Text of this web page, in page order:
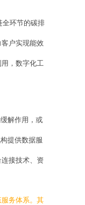
全环节的碳排
户实现能效
，数字化工
解作用，或
提供数据服
接技术、资
务体系。其